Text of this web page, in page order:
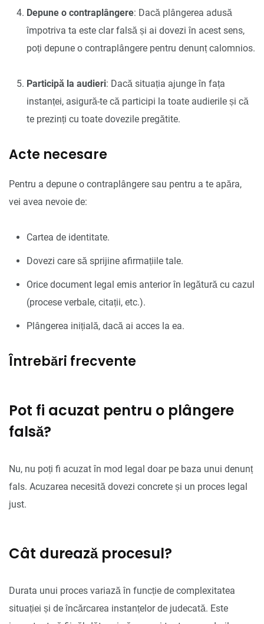
Depune o contraplângere: Dacă plângerea adusă
împotriva ta este clar falsă și ai dovezi în acest sens,
poți depune o contraplângere pentru denunț calomnios.
Participă la audieri: Dacă situația ajunge în fața
instanței, asigură-te că participi la toate audierile și că
te prezinți cu toate dovezile pregătite.
Acte necesare
Pentru a depune o contraplângere sau pentru a te apăra,
vei avea nevoie de:
Cartea de identitate.
Dovezi care să sprijine afirmațiile tale.
Orice document legal emis anterior în legătură cu cazul
(procese verbale, citații, etc.).
Plângerea inițială, dacă ai acces la ea.
Întrebări frecvente
Pot fi acuzat pentru o plângere
falsă?
Nu, nu poți fi acuzat în mod legal doar pe baza unui denunț
fals. Acuzarea necesită dovezi concrete și un proces legal
just.
Cât durează procesul?
Durata unui proces variază în funcție de complexitatea
situației și de încărcarea instanțelor de judecată. Este